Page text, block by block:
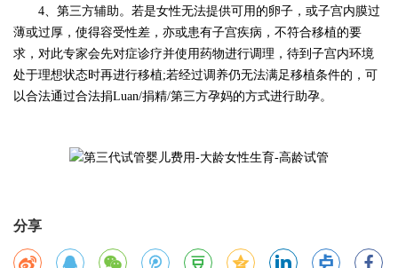
4、第三方辅助。若是女性无法提供可用的卵子，或子宫内膜过
薄或过厚，使得容受性差，亦或患有子宫疾病，不符合移植的要
求，对此专家会先对症诊疗并使用药物进行调理，待到子宫内环境
处于理想状态时再进行移植;若经过调养仍无法满足移植条件的，可
以合法通过合法捐Luan/捐精/第三方孕妈的方式进行助孕。
分享